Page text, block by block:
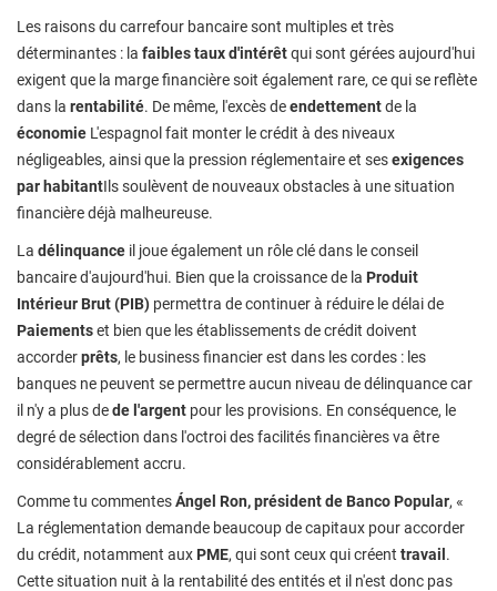
Les raisons du carrefour bancaire sont multiples et très
déterminantes : la faibles taux d'intérêtqui sont gérées aujourd'hui
exigent que la marge financière soit également rare, ce qui se reflète
dans la rentabilité. De même, l'excès deendettementde la
économie L'espagnol fait monter le crédit à des niveaux
négligeables, ainsi que la pression réglementaire et sesexigences
par habitantIls soulèvent de nouveaux obstacles à une situation
financière déjà malheureuse.
La délinquance il joue également un rôle clé dans le conseil
bancaire d'aujourd'hui. Bien que la croissance de la Produit
Intérieur Brut (PIB) permettra de continuer à réduire le délai de
Paiementset bien que les établissements de crédit doivent
accorderprêts, le business financier est dans les cordes : les
banques ne peuvent se permettre aucun niveau de délinquance car
il n'y a plus dede l'argent pour les provisions. En conséquence, le
degré de sélection dans l'octroi des facilités financières va être
considérablement accru.
Comme tu commentesÁngel Ron, président de Banco Popular, «
La réglementation demande beaucoup de capitaux pour accorder
du crédit, notamment aux PME, qui sont ceux qui créent travail .
Cette situation nuit à la rentabilité des entités et il n'est donc pas